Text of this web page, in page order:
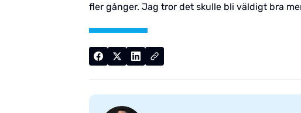
fler gånger. Jag tror det skulle bli väldigt bra